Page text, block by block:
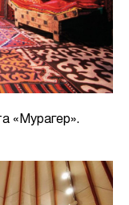
«Мурагер».